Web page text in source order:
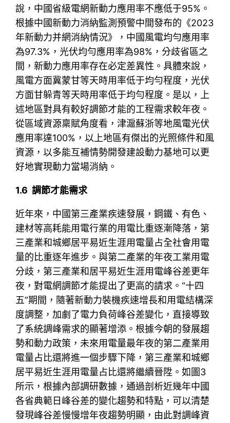
說，中國省級電網新動力應用率不應低于95%。
根據中國新動力消納監測預警中間發布的《2023
年新動力并網消納情況》，中國風電均勻應用率
為97.3%，光伏均勻應用率為98%，分歧省區之
間，新動力應用率存在必定差異性。具體來說，
風電方面冀蒙甘等天時用率低于均勻程度，光伏
方面甘躲青等天時用率低于均勻程度。是以，上
述地區對具有較好調節才能的工程需求較年夜。
從區域資源稟賦角度看，津滬蘇浙等地風電光伏
應用率達100%，以上地區有傑出的光照條件和風
資源，以多能互補情勢開發建設動力基地可以更
好地實現動力當場消納。
1.6 調節才能需求
近年來，中國第三產業疾速發展，鋼鐵、有色、
建材等高耗能用電行業的用電比重逐漸降落，第
三產業和城鄉居平易近生涯用電量占全社會用電
量的比重逐年進步。與第二產業的年夜工業用電
分歧，第三產業和居平易近生涯用電峰谷差更年
夜，對電網調節才能提出了更高的請求。“十四
五”期間，隨著新動力裝機疾速增長和用電結構深
度調整，加劇了電力負荷峰谷差變化，直接導致
了系統調峰需求的顯著增添。根據今朝的發展趨
勢和動力政策，未來用電量最年夜的第二產業用
電量占比還將進一個步驟下降，第三產業和城鄉
居平易近生涯用電量占比還將繼續晉陞。如圖3
所示，根據內部調研數據，通過剖析近幾年中國
各省典範日峰谷差的變化趨勢和特點，可以清楚
發現峰谷差慢慢增年夜趨勢明顯，由此對調峰資